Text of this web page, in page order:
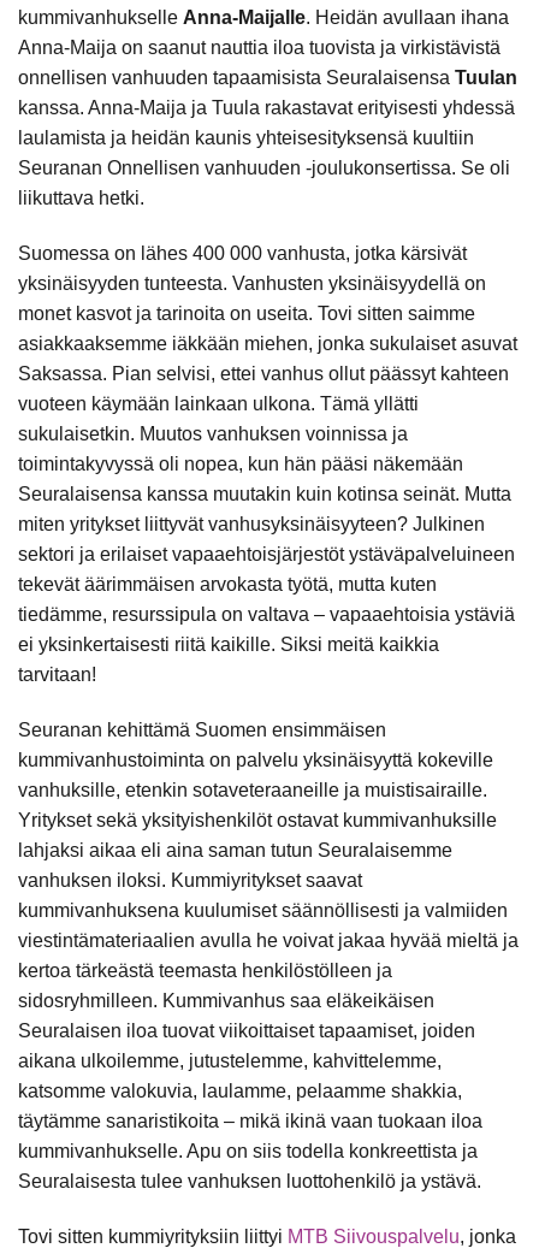
kummivanhukselle Anna-Maijalle. Heidän avullaan ihana
Anna-Maija on saanut nauttia iloa tuovista ja virkistävistä
onnellisen vanhuuden tapaamisista Seuralaisensa Tuulan
kanssa. Anna-Maija ja Tuula rakastavat erityisesti yhdessä
laulamista ja heidän kaunis yhteisesityksensä kuultiin
Seuranan Onnellisen vanhuuden -joulukonsertissa. Se oli
liikuttava hetki.
Suomessa on lähes 400 000 vanhusta, jotka kärsivät
yksinäisyyden tunteesta. Vanhusten yksinäisyydellä on
monet kasvot ja tarinoita on useita. Tovi sitten saimme
asiakkaaksemme iäkkään miehen, jonka sukulaiset asuvat
Saksassa. Pian selvisi, ettei vanhus ollut päässyt kahteen
vuoteen käymään lainkaan ulkona. Tämä yllätti
sukulaisetkin. Muutos vanhuksen voinnissa ja
toimintakyvyssä oli nopea, kun hän pääsi näkemään
Seuralaisensa kanssa muutakin kuin kotinsa seinät. Mutta
miten yritykset liittyvät vanhusyksinäisyyteen? Julkinen
sektori ja erilaiset vapaaehtoisjärjestöt ystäväpalveluineen
tekevät äärimmäisen arvokasta työtä, mutta kuten
tiedämme, resurssipula on valtava – vapaaehtoisia ystäviä
ei yksinkertaisesti riitä kaikille. Siksi meitä kaikkia
tarvitaan!
Seuranan kehittämä Suomen ensimmäisen
kummivanhustoiminta on palvelu yksinäisyyttä kokeville
vanhuksille, etenkin sotaveteraaneille ja muistisairaille.
Yritykset sekä yksityishenkilöt ostavat kummivanhuksille
lahjaksi aikaa eli aina saman tutun Seuralaisemme
vanhuksen iloksi. Kummiyritykset saavat
kummivanhuksena kuulumiset säännöllisesti ja valmiiden
viestintämateriaalien avulla he voivat jakaa hyvää mieltä ja
kertoa tärkeästä teemasta henkilöstölleen ja
sidosryhmilleen. Kummivanhus saa eläkeikäisen
Seuralaisen iloa tuovat viikoittaiset tapaamiset, joiden
aikana ulkoilemme, jutustelemme, kahvittelemme,
katsomme valokuvia, laulamme, pelaamme shakkia,
täytämme sanaristikoita – mikä ikinä vaan tuokaan iloa
kummivanhukselle. Apu on siis todella konkreettista ja
Seuralaisesta tulee vanhuksen luottohenkilö ja ystävä.
Tovi sitten kummiyrityksiin liittyi MTB Siivouspalvelu, jonka